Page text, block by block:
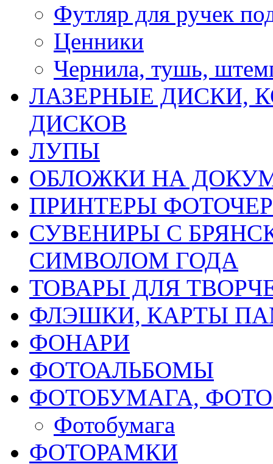
Футляр для ручек
Ценники
Чернила, тушь,
ЛАЗЕРНЫЕ ДИСКИ,
ДИСКОВ
ЛУПЫ
ОБЛОЖКИ НА
ПРИНТЕРЫ
СУВЕНИРЫ С
СИМВОЛОМ ГОДА
ТОВАРЫ ДЛЯ
ФЛЭШКИ, КАРТЫ
ФОНАРИ
ФОТОАЛЬБОМЫ
ФОТОБУМАГА,
Фотобумага
ФОТОРАМКИ